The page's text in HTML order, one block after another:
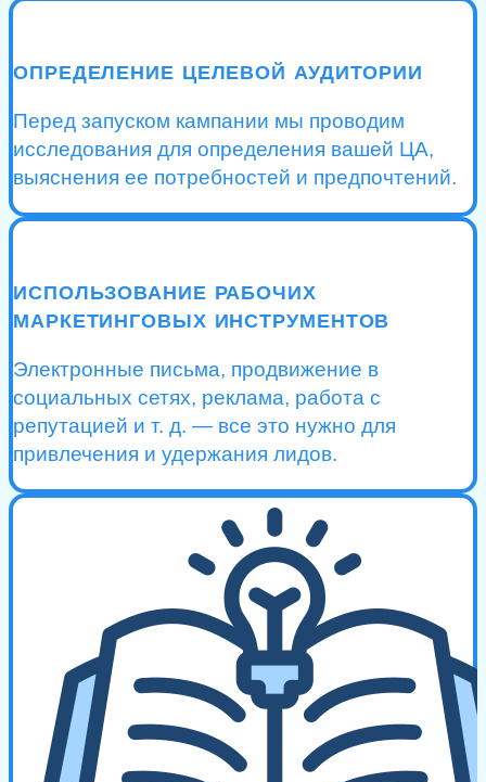
ОПРЕДЕЛЕНИЕ ЦЕЛЕВОЙ АУДИТОРИИ
Перед запуском кампании мы проводим
исследования для определения вашей ЦА,
выяснения ее потребностей и предпочтений.
ИСПОЛЬЗОВАНИЕ РАБОЧИХ
МАРКЕТИНГОВЫХ ИНСТРУМЕНТОВ
Электронные письма, продвижение в
социальных сетях, реклама, работа с
репутацией и т. д. — все это нужно для
привлечения и удержания лидов.